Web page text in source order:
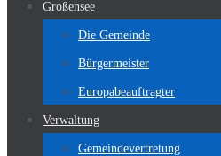
Großensee
Die Gemeinde
Bürgermeister
Europabeauftragter
Verwaltung
Gemeindevertretung